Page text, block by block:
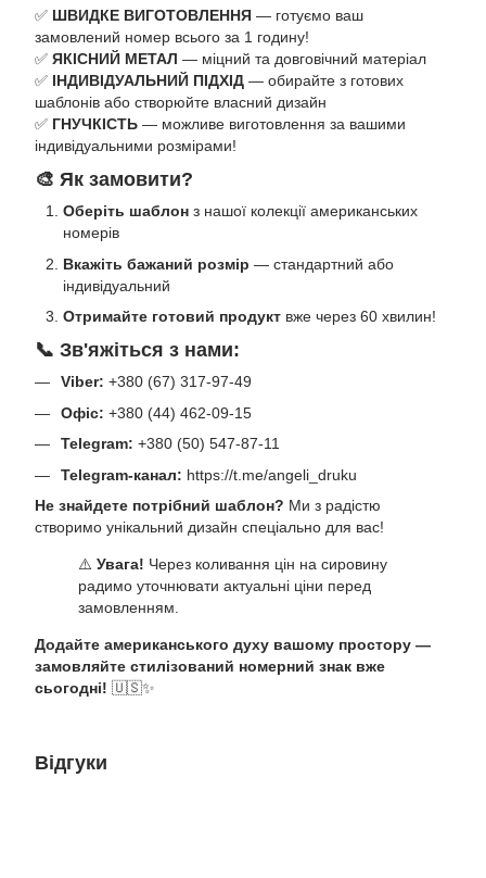
✅ ШВИДКЕ ВИГОТОВЛЕННЯ — готуємо ваш
замовлений номер всього за 1 годину!
✅ ЯКІСНИЙ МЕТАЛ — міцний та довговічний матеріал
✅ ІНДИВІДУАЛЬНИЙ ПІДХІД — обирайте з готових
шаблонів або створюйте власний дизайн
✅ ГНУЧКІСТЬ — можливе виготовлення за вашими
індивідуальними розмірами!
🎨 Як замовити?
Оберіть шаблон з нашої колекції американських
номерів
Вкажіть бажаний розмір — стандартний або
індивідуальний
Отримайте готовий продукт вже через 60 хвилин!
📞 Зв'яжіться з нами:
Viber: +380 (67) 317-97-49
Офіс: +380 (44) 462-09-15
Telegram: +380 (50) 547-87-11
Telegram-канал: https://t.me/angeli_druku
Не знайдете потрібний шаблон? Ми з радістю
створимо унікальний дизайн спеціально для вас!
⚠️ Увага! Через коливання цін на сировину
радимо уточнювати актуальні ціни перед
замовленням.
Додайте американського духу вашому простору —
замовляйте стилізований номерний знак вже
сьогодні! 🇺🇸✨
Відгуки